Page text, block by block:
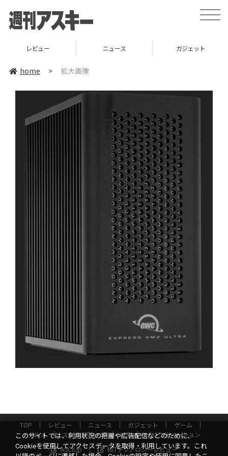
toggle
レビュー ニュース ガジェット
home > 拡大画像
TOP レビュー ニュース ガジェット
ゲーム
グルメ
スタートアップ ICT
インフォメーション
ASCII.jp
MITテクノロジーレビュー
このサイトでは、利用状況の把握や広告配信などのために、
Cookieを使用してアクセスデータを取得・利用しています。これ